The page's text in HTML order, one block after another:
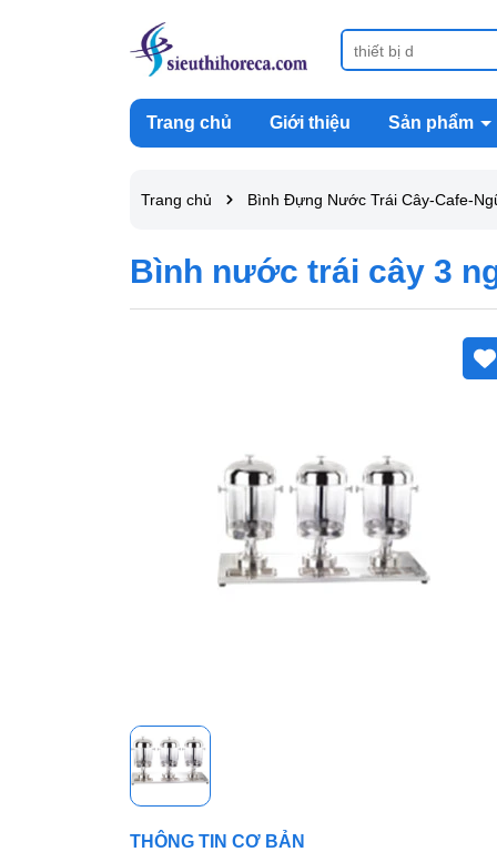
Trang chủ Giới thiệu Sản phẩm
Trang chủ Bình Đựng Nước Trái Cây-Cafe-
Bình nước trái cây 3
THÔNG TIN CƠ BẢN